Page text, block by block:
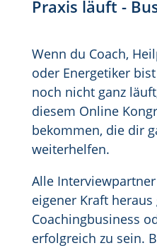
Praxis läuft -
Wenn du Coach,
oder Energetiker
noch nicht ganz
diesem Online
bekommen, die dir
weiterhelfen.
Alle
eigener Kraft
Coachingbusiness
erfolgreich zu sein.